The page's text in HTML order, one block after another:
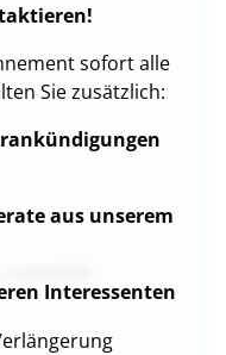
sofort alle
Sie zusätzlich:
aus unserem
Interessenten